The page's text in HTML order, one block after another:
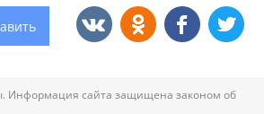
Информация сайта защищена законом об